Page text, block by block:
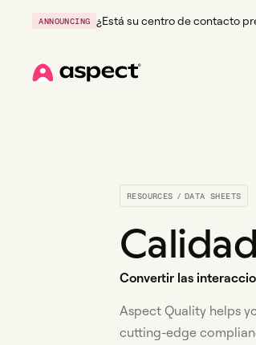
ANNOUNCING ¿Está su centro de contacto
RESOURCES / DATA SHEETS
Convertir las
Aspect Quality helps
cutting-edge